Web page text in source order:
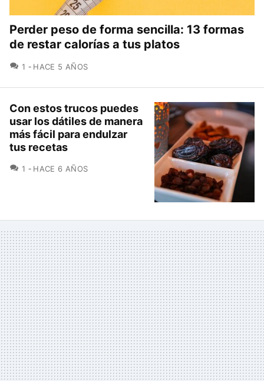
Perder peso de forma sencilla: 13 formas
de restar calorías a tus platos
1 COMENTARIOS
HACE 5 AÑOS
Con estos trucos puedes
usar los dátiles de manera
más fácil para endulzar
tus recetas
1 COMENTARIOS
HACE 6 AÑOS